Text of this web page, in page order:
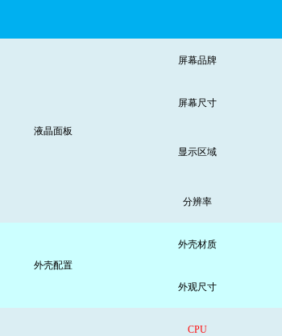
液晶面板
屏幕品牌
屏幕尺寸
显示区域
分辨率
外壳配置
外壳材质
外观尺寸
CPU